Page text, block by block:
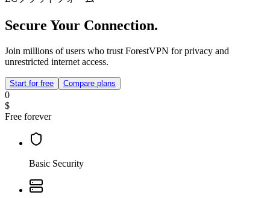
Secure Your Connection.
Join millions of users who trust ForestVPN for privacy and
unrestricted internet access.
Start for free Compare plans
0
$
Free forever
Basic Security